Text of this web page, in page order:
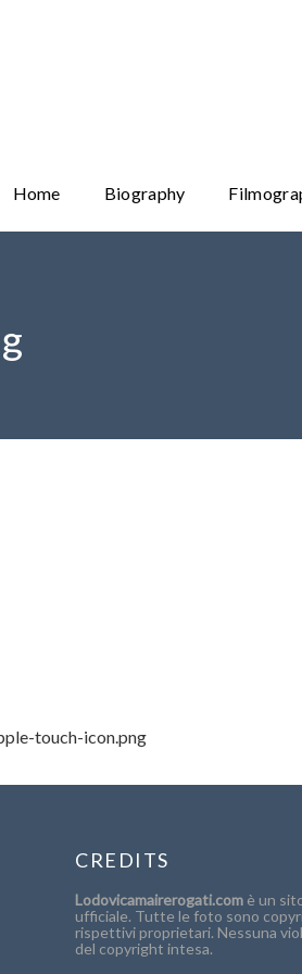
Home Biography
touch-icon.png
CREDITS
Lodovicamairerogati.com è un
ufficiale. Tutte le foto sono
rispettivi proprietari. Nessuna
del copyright intesa.